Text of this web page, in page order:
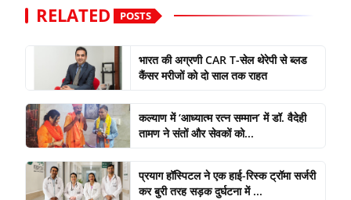
RELATED POSTS
भारत की अग्रणी CAR T-सेल थेरेपी से ब्लड
कैंसर मरीजों को दो साल तक राहत
कल्याण में ‘आध्यात्म रत्न सम्मान’ में डॉ. वैदेही
तामण ने संतों और सेवकों को...
प्रयाग हॉस्पिटल ने एक हाई-रिस्क ट्रॉमा सर्जरी
कर बुरी तरह सड़क दुर्घटना में ...